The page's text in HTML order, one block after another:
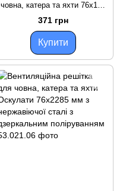
човна, катера та яхти 76х152
мм, нержавіюча сталь
Оскулати, антикорозійна
371 грн
Купити